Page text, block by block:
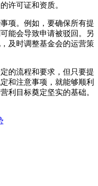
许可证和资质。
项。例如，要确保所有提
能会导致申请被驳回。另
及时调整基金会的运营策
的流程和要求，但只要提
和注意事项，就能够顺利
利目标奠定坚实的基础。